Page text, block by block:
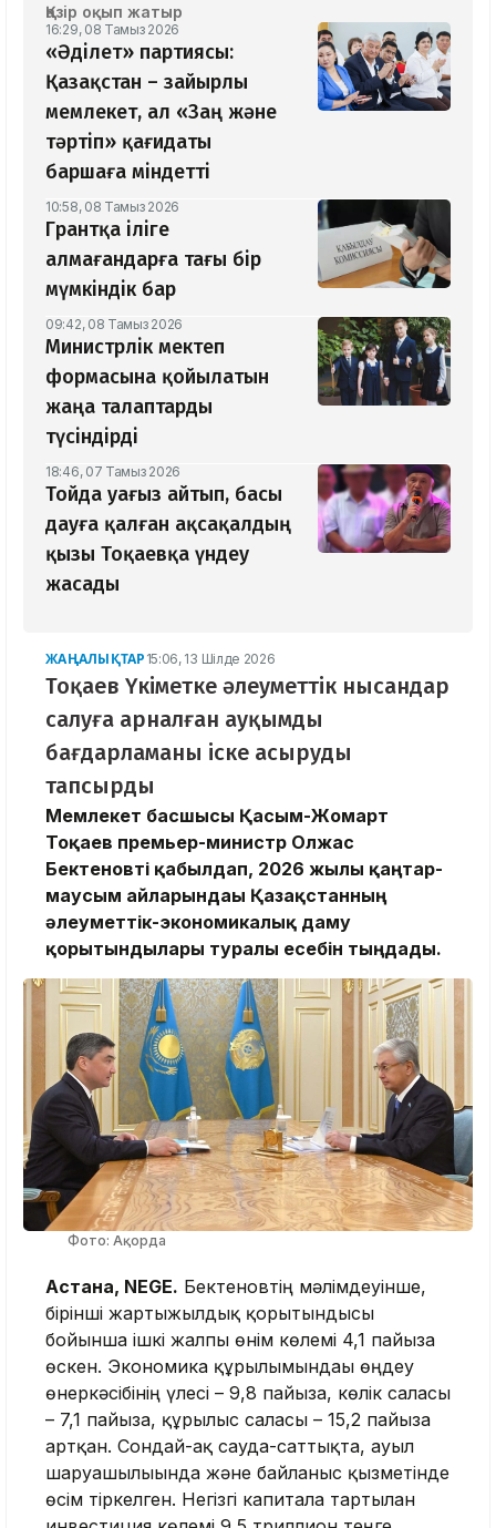
Қазір оқып жатыр
16:29, 08 Тамыз 2026
«Әділет» партиясы:
Қазақстан – зайырлы
мемлекет, ал «Заң және
тәртіп» қағидаты
баршаға міндетті
10:58, 08 Тамыз 2026
Грантқа іліге
алмағандарға тағы бір
мүмкіндік бар
09:42, 08 Тамыз 2026
Министрлік мектеп
формасына қойылатын
жаңа талаптарды
түсіндірді
18:46, 07 Тамыз 2026
Тойда уағыз айтып, басы
дауға қалған ақсақалдың
қызы Тоқаевқа үндеу
жасады
ЖАҢАЛЫҚТАР 15:06, 13 Шілде 2026
Тоқаев Үкіметке әлеуметтік нысандар
салуға арналған ауқымды
бағдарламаны іске асыруды
тапсырды
Мемлекет басшысы Қасым-Жомарт
Тоқаев премьер-министр Олжас
Бектеновті қабылдап, 2026 жылғы қаңтар-
маусым айларындағы Қазақстанның
әлеуметтік-экономикалық даму
қорытындылары туралы есебін тыңдады.
Фото: Ақорда
Астана, NEGE. Бектеновтің мәлімдеуінше,
бірінші жартыжылдық қорытындысы
бойынша ішкі жалпы өнім көлемі 4,1 пайызға
өскен. Экономика құрылымындағы өңдеу
өнеркәсібінің үлесі – 9,8 пайызға, көлік саласы
– 7,1 пайызға, құрылыс саласы – 15,2 пайызға
артқан. Сондай-ақ сауда-саттықта, ауыл
шаруашылығында және байланыс қызметінде
өсім тіркелген. Негізгі капиталға тартылған